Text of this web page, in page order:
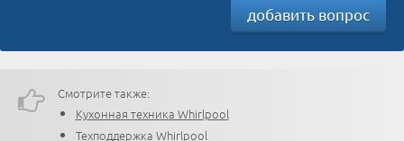
добавить вопрос
Смотрите также:
Кухонная техника Whirlpool
Техподдержка Whirlpool